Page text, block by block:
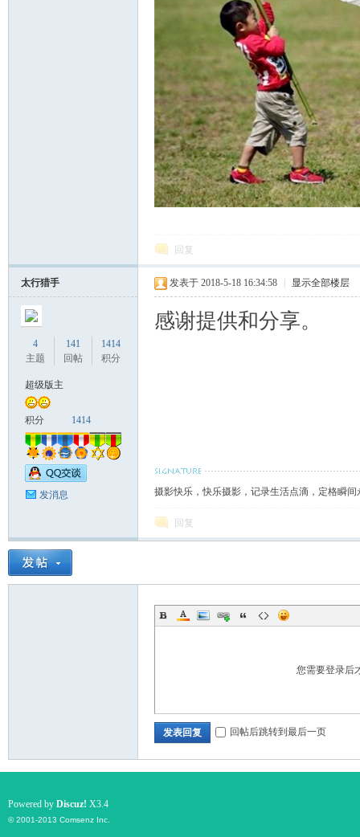
回复
太行猎手
4
主题
141
回帖
1414
积分
超级版主
积分 1414
发消息
发表于 2018-5-18 16:34:58 显示全部楼层
感谢提供和分享。
摄影快乐，快乐摄影，记录生活点滴，定格瞬
回复
您需要登录后
发表回复 回帖后跳转到最后一页
Powered by Discuz! X3.4
© 2001-2013 Comsenz Inc.